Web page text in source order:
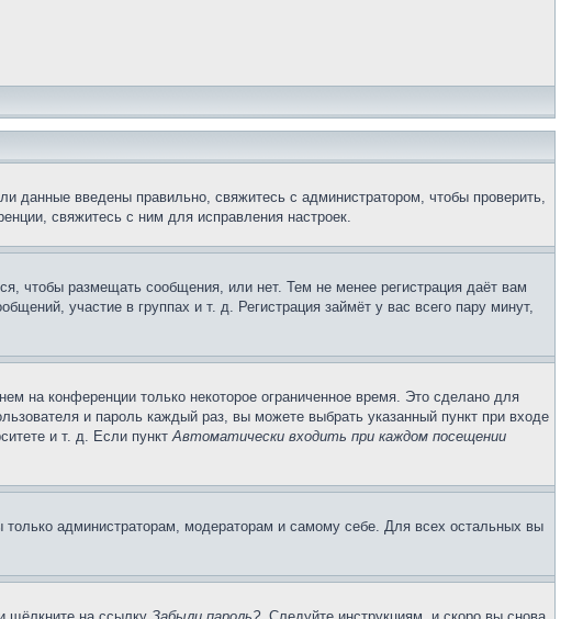
данные введены правильно, свяжитесь с администратором, чтобы проверить,
свяжитесь с ним для исправления настроек.
чтобы размещать сообщения, или нет. Тем не менее регистрация даёт вам
участие в группах и т. д. Регистрация займёт у вас всего пару минут,
на конференции только некоторое ограниченное время. Это сделано для
и пароль каждый раз, вы можете выбрать указанный пункт при входе
и т. д. Если пунктАвтоматически входить при каждом посещении
только администраторам, модераторам и самому себе. Для всех остальных вы